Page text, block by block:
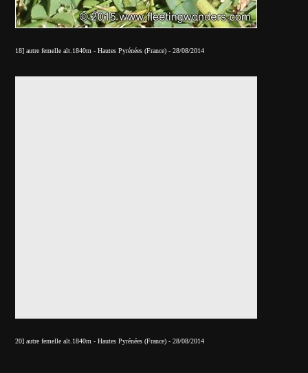
18] autre femelle alt.1840m - Hautes Pyrénées (France) - 28/08/2014
20] autre femelle alt.1840m - Hautes Pyrénées (France) - 28/08/2014